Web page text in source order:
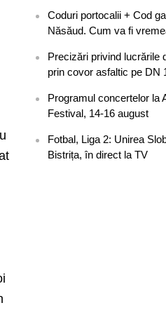
Coduri portocalii + Cod
Năsăud. Cum va fi
Precizări privind lucrările
prin covor asfaltic pe DN
Programul concertelor la
Festival, 14-16 august
Fotbal, Liga 2: Unirea
Bistrița, în direct la TV